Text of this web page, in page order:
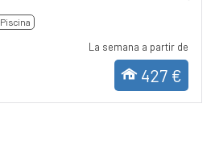
Piscina
La semana a partir de
427 €